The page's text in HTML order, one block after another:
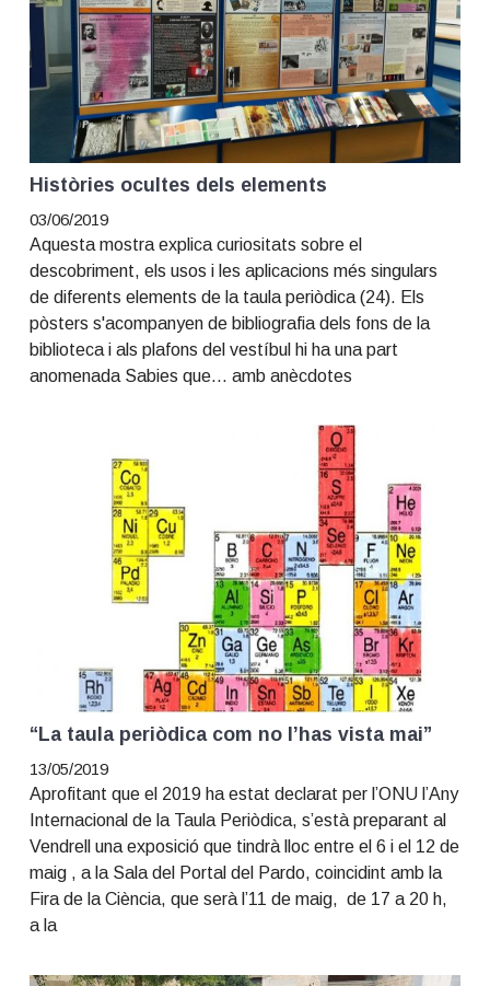
Històries ocultes dels elements
03/06/2019
Aquesta mostra explica curiositats sobre el
descobriment, els usos i les aplicacions més singulars
de diferents elements de la taula periòdica (24). Els
pòsters s'acompanyen de bibliografia dels fons de la
biblioteca i als plafons del vestíbul hi ha una part
anomenada Sabies que... amb anècdotes
“La taula periòdica com no l’has vista mai”
13/05/2019
Aprofitant que el 2019 ha estat declarat per l’ONU l’Any
Internacional de la Taula Periòdica, s’està preparant al
Vendrell una exposició que tindrà lloc entre el 6 i el 12 de
maig , a la Sala del Portal del Pardo, coincidint amb la
Fira de la Ciència, que serà l’11 de maig, de 17 a 20 h,
a la